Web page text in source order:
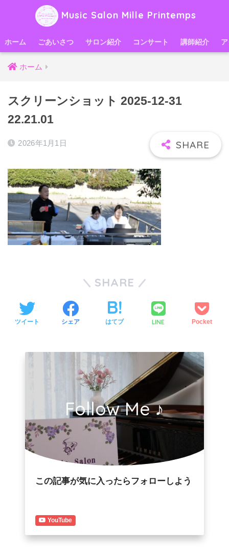
Music Salon Mille Printemps
ホーム ごあいさつ サロン紹介 コンサート 講師紹介
ホーム
スクリーンショット 2025-12-31
22.21.01
2026年1月1日
SHARE
ツイート シェア はてブ LINE Pocket
Follow Me ♪
この記事が気に入ったらフォローしよう
YouTube